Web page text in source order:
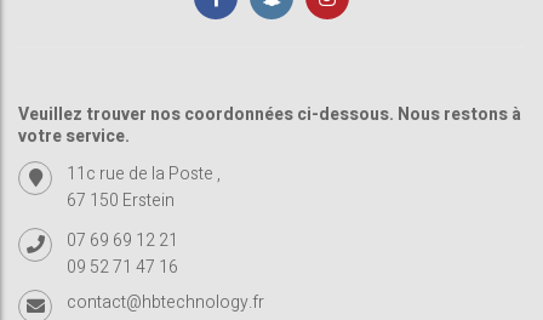
Veuillez trouver nos coordonnées ci-dessous. Nous restons à
votre service.
11c rue de la Poste ,
67 150 Erstein
07 69 69 12 21
09 52 71 47 16
contact@hbtechnology.fr